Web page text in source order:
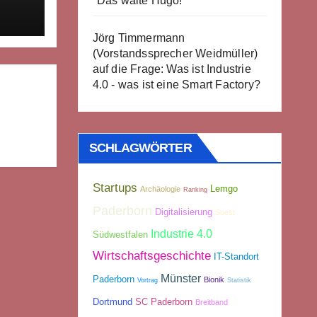
Jörg Timmermann
(Vorstandssprecher Weidmüller)
auf die Frage: Was ist Industrie
4.0 - was ist eine Smart Factory?
SCHLAGWÖRTER
Startups Archäologie Ranking Lemgo
Paderborn Digitalisierung Soest
Südwestfalen Industrie 4.0
Wirtschaftsgeschichte IT-Standort
Paderborn Vortrag Münster Bionik Statistik
Dortmund SC Paderborn Breitband